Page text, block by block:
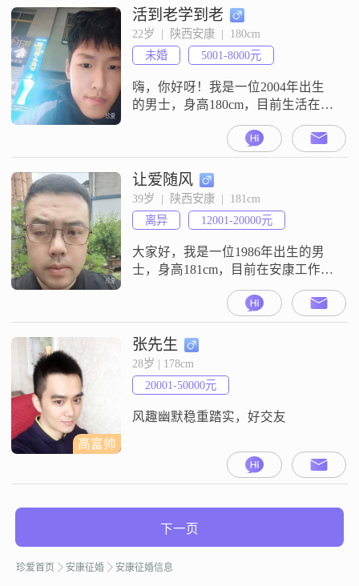
努力提升自己##3002##性格方面，
我自认为随和易相处，无论是新朋
友还是老朋友，都能很快打成一片
##3002##在处理事情上，我比较自
信果断，能
活到老学到老
22岁  |  陕西安康  |  180cm
未婚
5001-8000元
嗨，你好呀！我是一位2004年出生
的男士，身高180cm，目前生活在肇
庆这座美丽的城市##3002##我对自
己的评价嘛，就是比较幽默风趣，
能给人带来情绪上的愉悦和放松
##3002##说到工作，我现在已经有
了一份稳定的工作，月薪在5001到
8000元之间，虽然中专学历，但我
相信能力才是最重要的##3002##我
个人特别喜
让爱随风
39岁  |  陕西安康  |  181cm
离异
12001-20000元
大家好，我是一位1986年出生的男
士，身高181cm，目前在安康工作
##3002##我的月收入在12001到
20000元之间，学历是大专##3002##
我觉得自己是一个稳重可靠的人，
做事有自己的原则，不会轻易改变
##3002##在生活中，我比较幽默风
趣，喜欢用轻松的态度去面对各种
情况，这也让我周围的朋友和同事
都很愿意和
高富帅
张先生
28岁 | 178cm
20001-50000元
风趣幽默稳重踏实，好交友
下一页
珍爱首页 安康征婚 安康征婚信息